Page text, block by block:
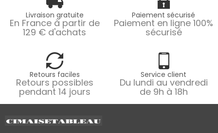
Livraison gratuite
En France à partir de
129 € d'achats
Paiement sécurisé
Paiement en ligne 100%
sécurisé
Retours faciles
Retours possibles
pendant 14 jours
Service client
Du lundi au vendredi
de 9h à 18h